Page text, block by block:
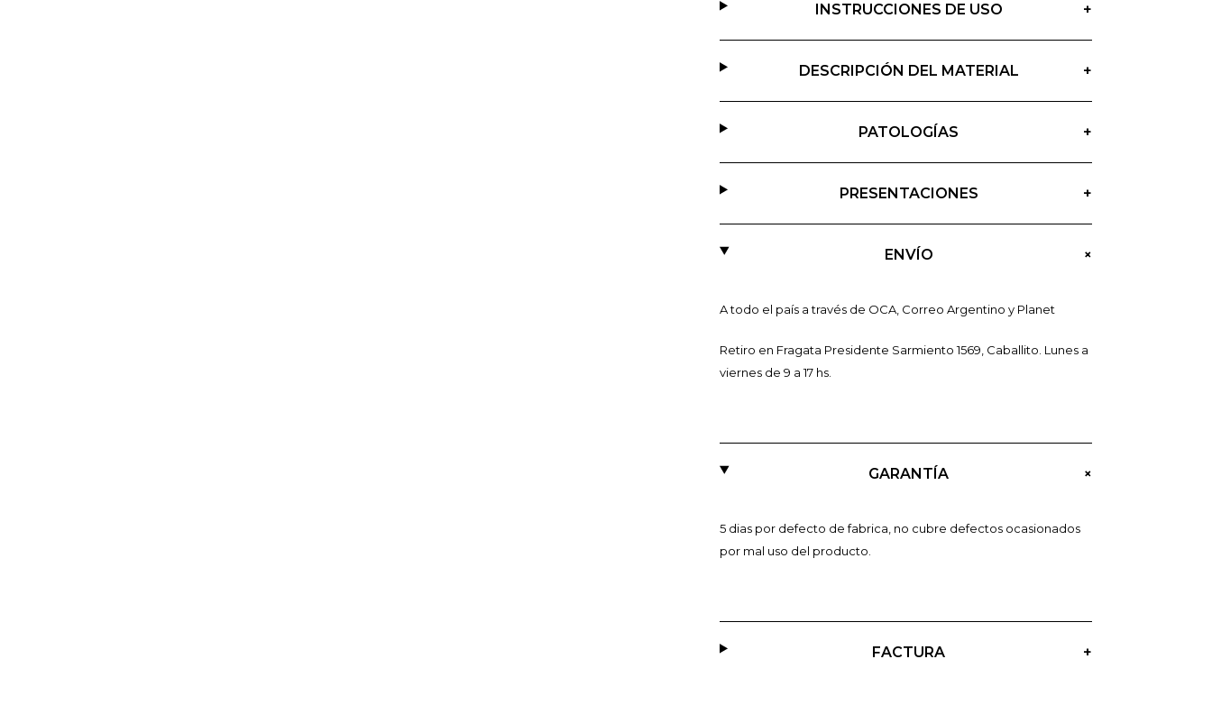
INSTRUCCIONES DE USO +
DESCRIPCIÓN DEL MATERIAL +
PATOLOGÍAS +
PRESENTACIONES +
ENVÍO +
A todo el país a través de OCA, Correo Argentino y Planet
Retiro en Fragata Presidente Sarmiento 1569, Caballito. Lunes a
viernes de 9 a 17 hs.
GARANTÍA +
5 dias por defecto de fabrica, no cubre defectos ocasionados
por mal uso del producto.
FACTURA +